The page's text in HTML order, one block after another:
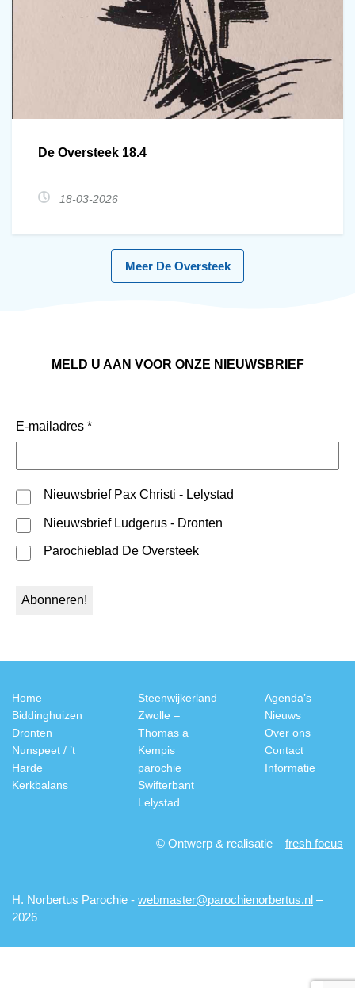
De Oversteek 18.4
18-03-2026
Meer De Oversteek
MELD U AAN VOOR ONZE NIEUWSBRIEF
E-mailadres *
Nieuwsbrief Pax Christi - Lelystad
Nieuwsbrief Ludgerus - Dronten
Parochieblad De Oversteek
Home
Biddinghuizen
Dronten
Nunspeet / ’t
Harde
Kerkbalans
Steenwijkerland
Zwolle –
Thomas a
Kempis
parochie
Swifterbant
Lelystad
Agenda’s
Nieuws
Over ons
Contact
Informatie
© Ontwerp & realisatie –fresh focus
H. Norbertus Parochie - webmaster@parochienorbertus.nl –
2026